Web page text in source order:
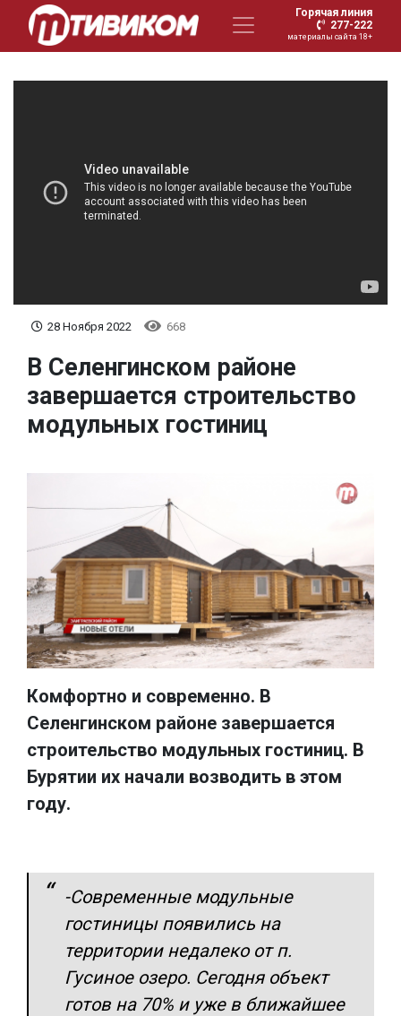
Горячая линия
277-222
материалы сайта 18+
28 Ноября 2022 668
В Селенгинском районе
завершается строительство
модульных гостиниц
Комфортно и современно. В
Селенгинском районе завершается
строительство модульных гостиниц. В
Бурятии их начали возводить в этом
году.
-Современные модульные
гостиницы появились на
территории недалеко от п.
Гусиное озеро. Сегодня объект
готов на 70% и уже в ближайшее